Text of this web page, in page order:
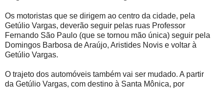
Os motoristas que se dirigem ao centro da cidade, pela
Getúlio Vargas, deverão seguir pelas ruas Professor
Fernando São Paulo (que se tornou mão única) seguir pela
Domingos Barbosa de Araújo, Aristides Novis e voltar à
Getúlio Vargas.
O trajeto dos automóveis também vai ser mudado. A partir
da Getúlio Vargas, com destino à Santa Mônica, por